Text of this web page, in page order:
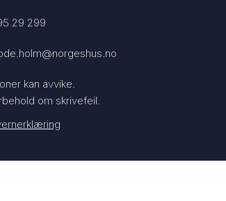
29 299
kan avvike.
om skrivefeil.